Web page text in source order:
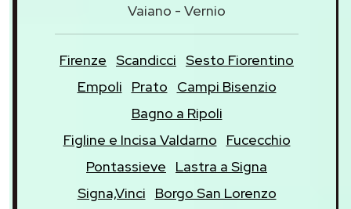
Vaiano - Vernio
Firenze Scandicci Sesto Fiorentino
Empoli
Prato
Campi Bisenzio
Bagno a Ripoli
Figline e Incisa Valdarno
Fucecchio
Pontassieve
Lastra a Signa
Signa,Vinci
Borgo San Lorenzo